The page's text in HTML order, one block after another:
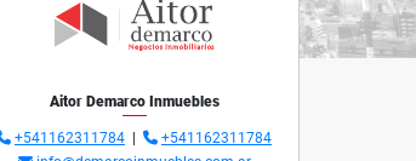
Aitor Demarco Inmuebles
+541162311784
+541162311784